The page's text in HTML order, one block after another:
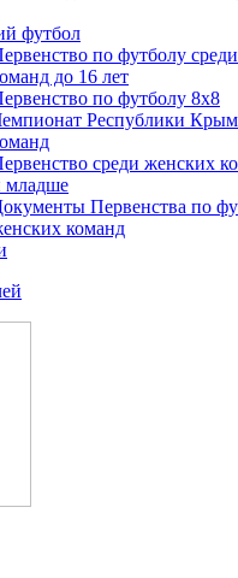
футбол
по футболу
до 16 лет
по футболу 8х8
Республики
среди женских
младше
Первенства по
команд